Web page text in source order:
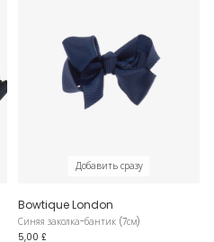
Добавить сразу
Bowtique London
Синяя заколка-бантик (7см)
5,00 £